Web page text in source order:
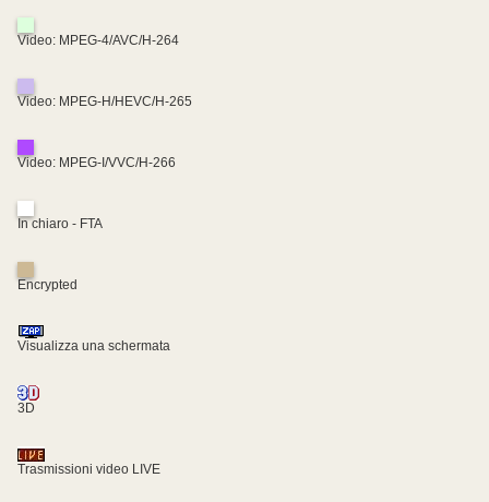
Video: MPEG-4/AVC/H-264
Video: MPEG-H/HEVC/H-265
Video: MPEG-I/VVC/H-266
In chiaro - FTA
Encrypted
Visualizza una schermata
3D
Trasmissioni video LIVE